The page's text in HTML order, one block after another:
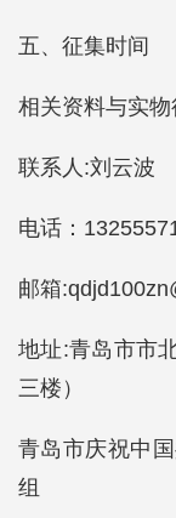
五、征集时间
相关资料与实物
联系人:刘云波
电话：
邮箱
地址:青岛市市
三楼）
青岛市庆祝中
组